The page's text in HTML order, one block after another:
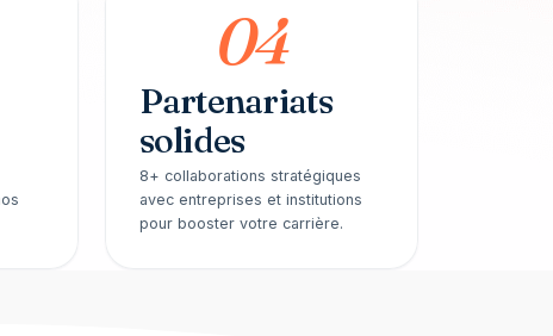
04
Partenariats
solides
8+ collaborations stratégiques
avec entreprises et institutions
pour booster votre carrière.